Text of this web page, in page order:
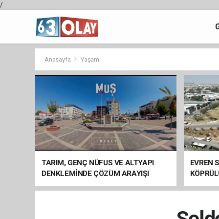
/
Anasayfa Yaşam
TARIM, GENÇ NÜFUS VE ALTYAPI
DENKLEMİNDE ÇÖZÜM ARAYIŞI
EVREN
ARAÇ